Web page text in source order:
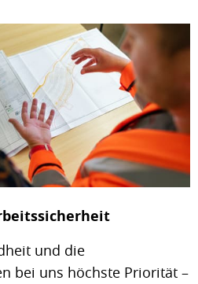
und die
bei uns höchste Priorität –